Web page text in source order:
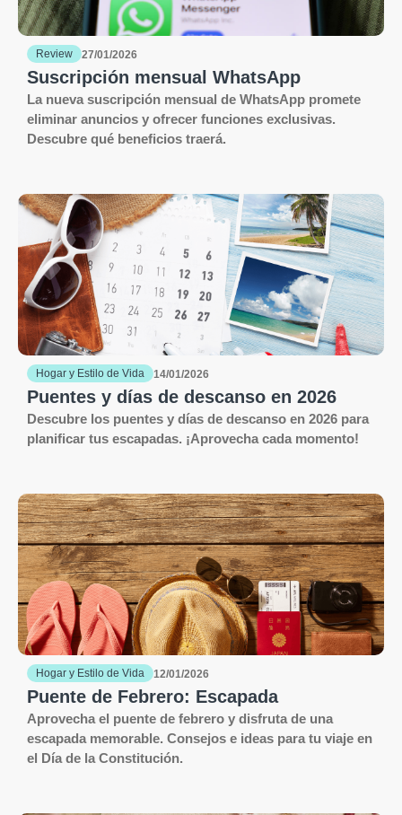
Review 27/01/2026
Suscripción mensual WhatsApp
La nueva suscripción mensual de WhatsApp promete
eliminar anuncios y ofrecer funciones exclusivas.
Descubre qué beneficios traerá.
Hogar y Estilo de Vida 14/01/2026
Puentes y días de descanso en 2026
Descubre los puentes y días de descanso en 2026 para
planificar tus escapadas. ¡Aprovecha cada momento!
Hogar y Estilo de Vida 12/01/2026
Puente de Febrero: Escapada
Aprovecha el puente de febrero y disfruta de una
escapada memorable. Consejos e ideas para tu viaje en
el Día de la Constitución.